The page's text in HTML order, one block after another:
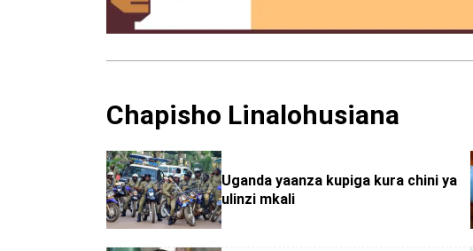
Chapisho Linalohusiana
Uganda yaanza kupiga kura chini ya
ulinzi mkali